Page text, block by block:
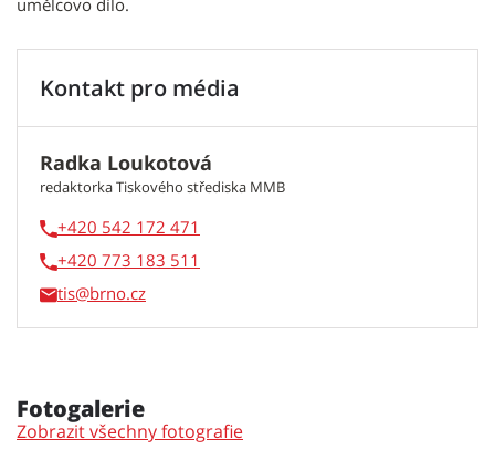
umělcovo dílo.
Kontakt pro média
Radka Loukotová
redaktorka Tiskového střediska MMB
+420 542 172 471
+420 773 183 511
tis
Fotogalerie
Zobrazit všechny fotografie